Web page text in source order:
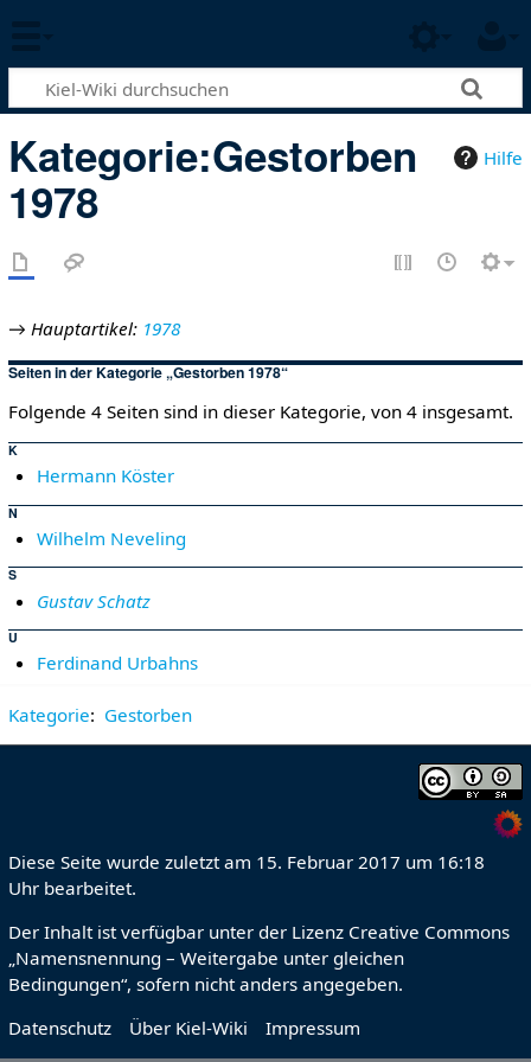
Hilfe
Kategorie:Gestorben
1978
→ Hauptartikel: 1978
Seiten in der Kategorie „Gestorben 1978“
Folgende 4 Seiten sind in dieser Kategorie, von 4 insgesamt.
K
Hermann Köster
N
Wilhelm Neveling
S
Gustav Schatz
U
Ferdinand Urbahns
Kategorie: Gestorben
Diese Seite wurde zuletzt am 15. Februar 2017 um 16:18
Uhr bearbeitet.
Der Inhalt ist verfügbar unter der Lizenz Creative Commons
„Namensnennung – Weitergabe unter gleichen
Bedingungen“, sofern nicht anders angegeben.
Datenschutz
Über Kiel-Wiki Impressum